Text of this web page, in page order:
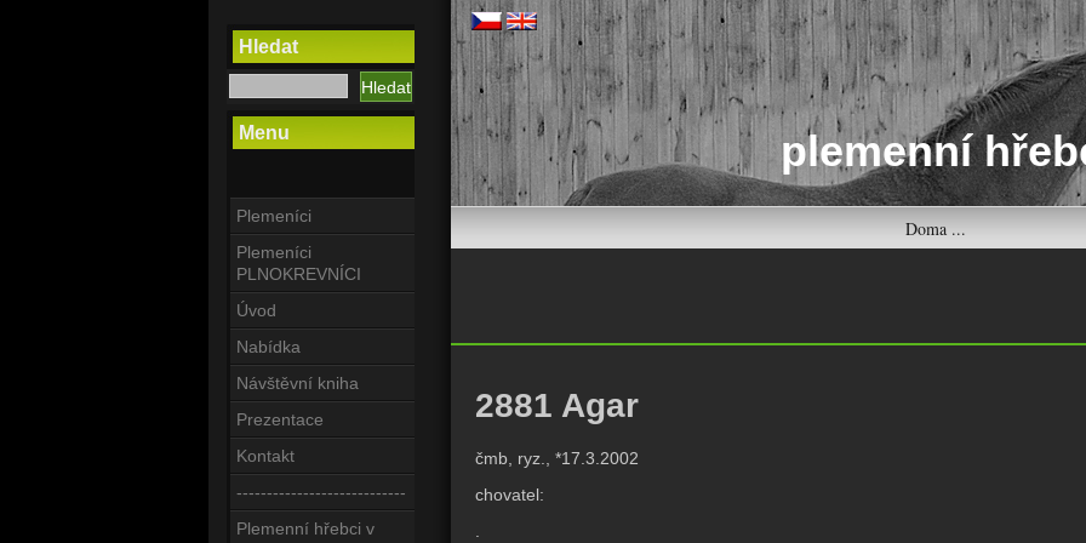
plemenní
Doma ...
Hledat
Menu
Plemeníci
Plemeníci
PLNOKREVNÍCI
Úvod
Nabídka
Návštěvní kniha
Prezentace
Kontakt
----------------------------
Plemenní hřebci v
2881 Agar
čmb, ryz., *17.3.2002
chovatel: